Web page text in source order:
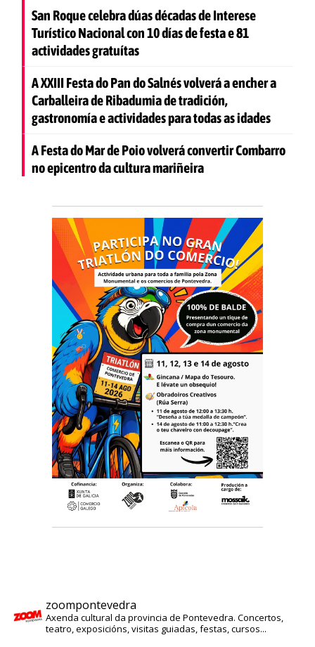
San Roque celebra dúas décadas de Interese
Turístico Nacional con 10 días de festa e 81
actividades gratuítas
A XXIII Festa do Pan do Salnés volverá a encher a
Carballeira de Ribadumia de tradición,
gastronomía e actividades para todas as idades
A Festa do Mar de Poio volverá convertir Combarro
no epicentro da cultura mariñeira
zoompontevedra
Axenda cultural da provincia de Pontevedra. Concertos,
teatro, exposicións, visitas guiadas, festas, cursos...